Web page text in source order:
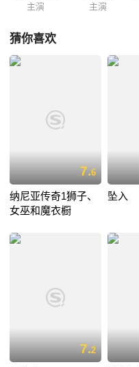
主演 主演
猜你喜欢
7.6
纳尼亚传奇1狮子、
女巫和魔衣橱
坠入
7.2